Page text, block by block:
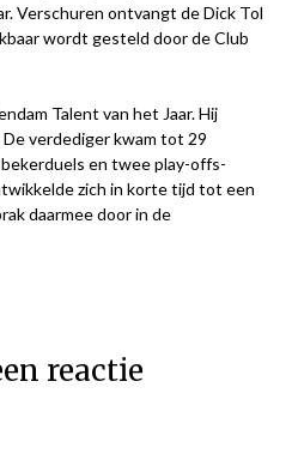
Verschuren ontvangt de Dick Tol
wordt gesteld door de Club
Talent van het Jaar. Hij
verdediger kwam tot 29
en twee play-offs-
zich in korte tijd tot een
daarmee door in de
reactie